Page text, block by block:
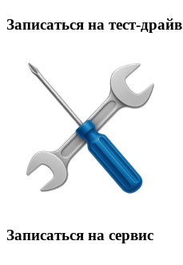
Записаться на тест-драйв
Записаться на сервис